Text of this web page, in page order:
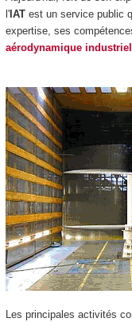
l'IATest un service public
expertise, ses
aérodynamique
Les principales activités